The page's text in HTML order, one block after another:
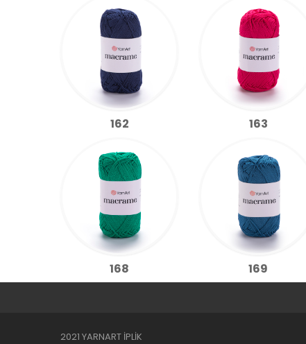
162 163
168 169
2021 YARNART İPLİK